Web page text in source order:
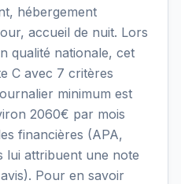
hébergement
accueil de nuit. Lors
qualité nationale, cet
C avec 7 critères
minimum est
2060€ par mois
financières (APA,
lui attribuent une note
Pour en savoir